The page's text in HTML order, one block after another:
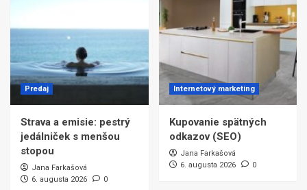
Predaj
Strava a emisie: pestrý
jedálniček s menšou
stopou
Jana Farkašová
6. augusta 2026
0
Internetový marketing
Kupovanie spätných
odkazov (SEO)
Jana Farkašová
6. augusta 2026
0